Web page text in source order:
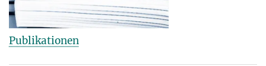
Publikationen